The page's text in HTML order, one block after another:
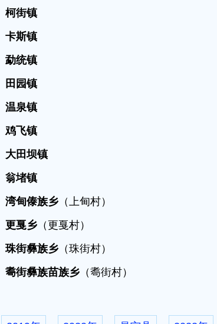
柯街镇
卡斯镇
勐统镇
田园镇
温泉镇
鸡飞镇
大田坝镇
翁堵镇
湾甸傣族乡 （上甸村）
更戛乡 （更戛村）
珠街彝族乡 （珠街村）
耈街彝族苗族乡 （耈街村）